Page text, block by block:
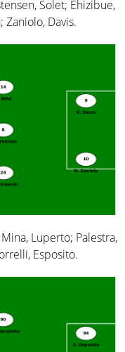
Solet; Ehizibue,
Zaniolo, Davis.
Luperto; Palestra,
Esposito.